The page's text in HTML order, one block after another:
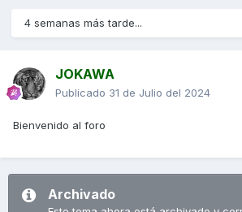
4 semanas más tarde...
JOKAWA
Publicado 31 de Julio del 2024
Bienvenido al foro
Archivado